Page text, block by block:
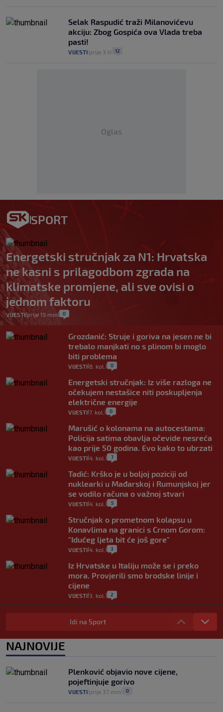
Selak Raspudić traži Milanovićevu
akciju: Zbog Gospića ova Vlada treba
pasti!
VIJESTI prije 3 h 12
Oglas
SPORT
Energetski stručnjak za N1: Hrvatska
ne kasni s prilagodbom zgrada na
klimatske promjene, ali sve ovisi o
jednom faktoru
VIJESTI prije 15 min 0
Grozdanić: Struje i goriva na jesen ne bi
trebalo manjkati no s plinom bi moglo
biti problema
VIJESTI 8. kol. 0
Energetski stručnjak: Iz više razloga ne
očekujem nestašice niti poskupljenja
električne energije
VIJESTI 7. kol. 0
Marušić o kolonama na autocestama:
Policija satima obavlja očevide nesreća
kao prije 50 godina. Evo kako to ubrzati
VIJESTI 4. kol. 7
Tadić: Krško je u boljoj poziciji od
nuklearki u Mađarskoj i Rumunjskoj jer
se vodilo računa o važnoj stvari
VIJESTI 4. kol. 5
Stručnjak o prometnom kolapsu u
Konavlima na granici s Crnom Gorom:
"Idućeg ljeta bit će još gore"
VIJESTI 4. kol. 3
Iz Hrvatske u Italiju može se i preko
mora. Provjerili smo brodske linije i
cijene
VIJESTI 3. kol. 2
Uzgajivač objasnio zašto kilogram
rajčica košta deset eura: "Nećete ih
vidjeti na akcijama u trgovinama"
8
Evo aktualnih cijena i nekoliko savjeta
da prođe što lakše i jeftinije
VIJESTI 2. kol. 0
Idi na Sport
NAJNOVIJE
Plenković objavio nove cijene,
pojeftinjuje gorivo
VIJESTI prije 37 min 0